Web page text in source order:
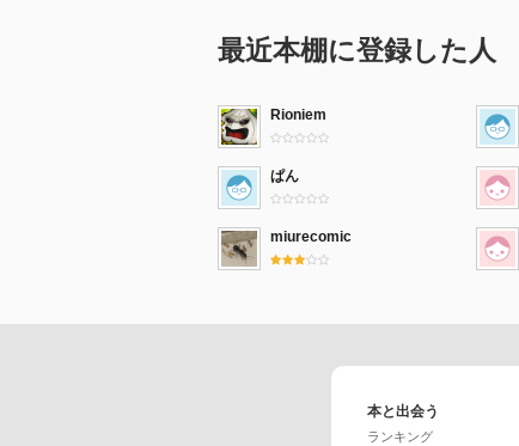
最近本棚に登録した人
Rioniem
ぱん
miurecomic
本と出会う
ランキング